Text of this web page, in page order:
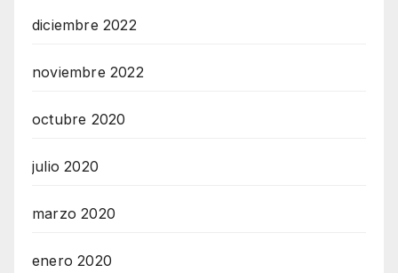
diciembre 2022
noviembre 2022
octubre 2020
julio 2020
marzo 2020
enero 2020